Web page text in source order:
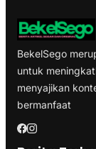
BekelSego
untuk
menyajikan
bermanfaat